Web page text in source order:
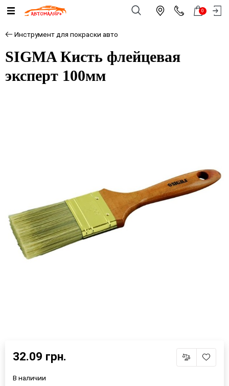
0
Инструмент для покраски авто
SIGMA Кисть флейцевая
эксперт 100мм
32.09 грн.
В наличии